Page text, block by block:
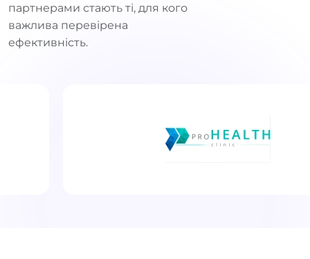
партнерами стають ті, для кого
важлива перевірена
ефективність.